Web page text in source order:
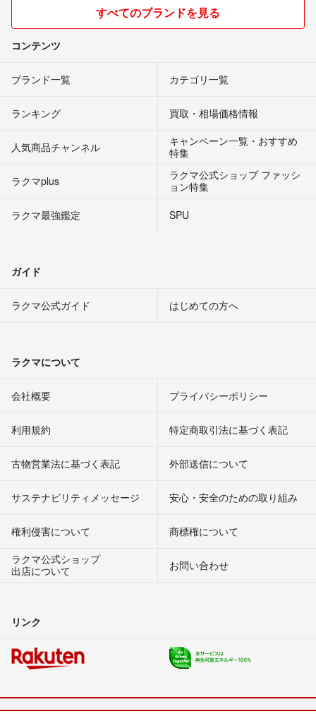
すべてのブランドを見る
コンテンツ
ブランド一覧 カテゴリ一覧
ランキング 買取・相場価格情報
人気商品チャンネル
キャンペーン一覧・おすすめ
特集
ラクマplus
ラクマ公式ショップ ファッシ
ョン特集
ラクマ最強鑑定
SPU
ガイド
ラクマ公式ガイド はじめての方へ
ラクマについて
会社概要 プライバシーポリシー
利用規約 特定商取引法に基づく表記
古物営業法に基づく表記 外部送信について
サステナビリティメッセージ 安心・安全のための取り組み
権利侵害について
商標権について
ラクマ公式ショップ
出店について
お問い合わせ
リンク